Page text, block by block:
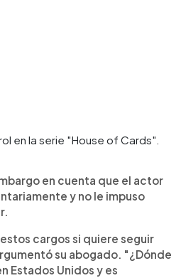
en la serie "House of Cards".
en cuenta que el actor
y no le impuso
cargos si quiere seguir
su abogado. "¿Dónde
Estados Unidos y es